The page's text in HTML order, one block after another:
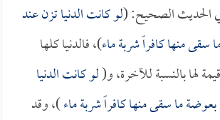
الحديث الصحيح: (لو كانت الدنيا تزن عند
سقى منها كافراً شربة ماء)، فالدنيا كلها
لها بالنسبة للآخرة، و(لو كانت الدنيا
ما سقى منها كافراً شربة ماء)، وقد